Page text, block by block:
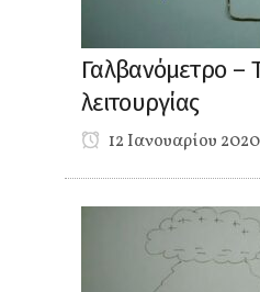
Γαλβανόμετρο –
λειτουργίας
12 Ιανουαρίου 2020